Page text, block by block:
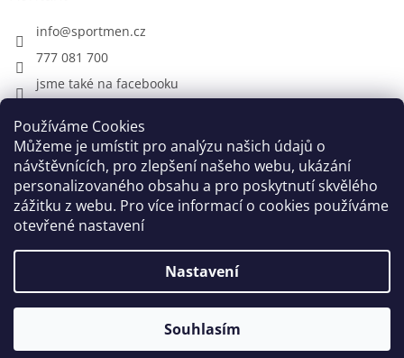
Používáme Cookies
Můžeme je umístit pro analýzu našich údajů o
návštěvnících, pro zlepšení našeho webu, ukázání
personalizovaného obsahu a pro poskytnutí skvělého
zážitku z webu. Pro více informací o cookies používáme
otevřené nastavení
Nastavení
Souhlasím
info@sportmen.cz
777 081 700
jsme také na facebooku
CYKLO OBLEČENÍ
Copyright 2026www.sportmen.cz. Všechna práva
vyhrazena.
Grafika a úprava šablónyMilan Markovič